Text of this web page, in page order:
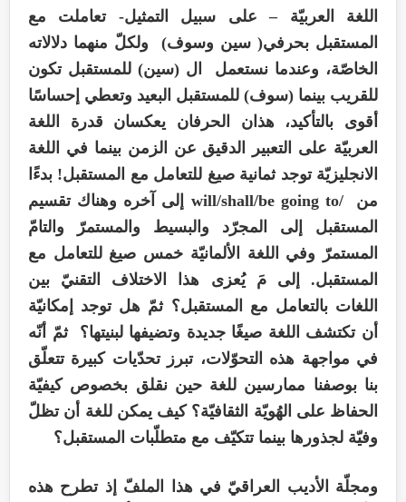
اللغة العربيّة – على سبيل التمثيل- تعاملت مع
المستقبل بحرفي( سين وسوف)
ولكلّ منهما دلالاته
الخاصّة، وعندما نستعمل ال (سين) للمستقبل تكون
للقريب بينما (سوف) للمستقبل البعيد وتعطي إحساسًا
أقوى بالتأكيد، هذان الحرفان يعكسان قدرة اللغة
العربيّة على التعبير الدقيق عن الزمن بينما في اللغة
الانجليزيّة توجد ثمانية صيغ للتعامل مع المستقبل! بدءًا
من
will/shall/be going to/ إلى آخره وهناك تقسيم
المستقبل إلى المجرّد والبسيط والمستمرّ والتامّ
المستمرّ وفي اللغة الألمانيّة خمس صيغ للتعامل مع
المستقبل. إلى مَ يُعزى هذا الاختلاف التقنيّ بين
اللغات بالتعامل مع المستقبل؟ ثمّ هل توجد إمكانيّة
أن تكتشف اللغة صيغًا جديدة وتضيفها لبنيتها؟ ثمّ أنّه
في مواجهة هذه التحوّلات، تبرز تحدّيات كبيرة تتعلّق
بنا بوصفنا ممارسين للغة حين نقلق بخصوص كيفيّة
الحفاظ على الهُويّة الثقافيّة؟ كيف يمكن للغة أن تظلّ
وفيّة لجذورها بينما تتكيّف مع متطلّبات المستقبل؟
ومجلّة الأديب العراقيّ في هذا الملفّ إذ تطرح هذه